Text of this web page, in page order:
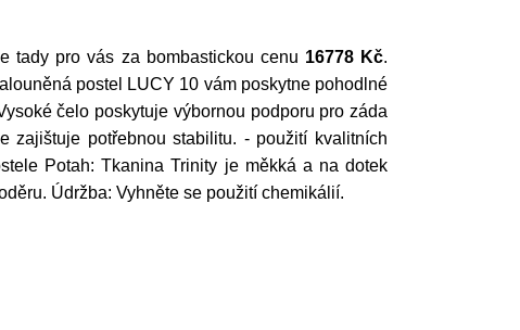
tady pro vás za bombastickou cenu 16778 Kč.
postel LUCY 10 vám poskytne pohodlné
čelo poskytuje výbornou podporu pro záda
zajištuje potřebnou stabilitu. - použití kvalitních
Potah: Tkanina Trinity je měkká a na dotek
Údržba: Vyhněte se použití chemikálií.